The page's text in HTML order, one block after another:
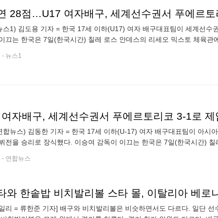
28점…U17 여자배구, 세계선수권서 푸에르
스1) 김도용 기자 = 한국 17세 이하(U17) 여자 배구대표팀이 세계선수
끄는 한국은 7일(한국시간) 칠레 로스 안데스의 리세오 믹스토 체육
뉴스1
자배구, 세계선수권서 푸에르토리코 3-1로 제
합뉴스) 김동한 기자 = 한국 17세 이하(U-17) 여자 배구대표팀이 아시
전을 승리로 장식했다. 이승여 감독이 이끄는 한국은 7일(한국시간)
연합뉴스
와 한솥밥 비치발리볼 스타 몰, 이탈리아 베로
리 = 류한준 기자] 배구와 비치발리볼은 비슷하면서도 다르다. 일단